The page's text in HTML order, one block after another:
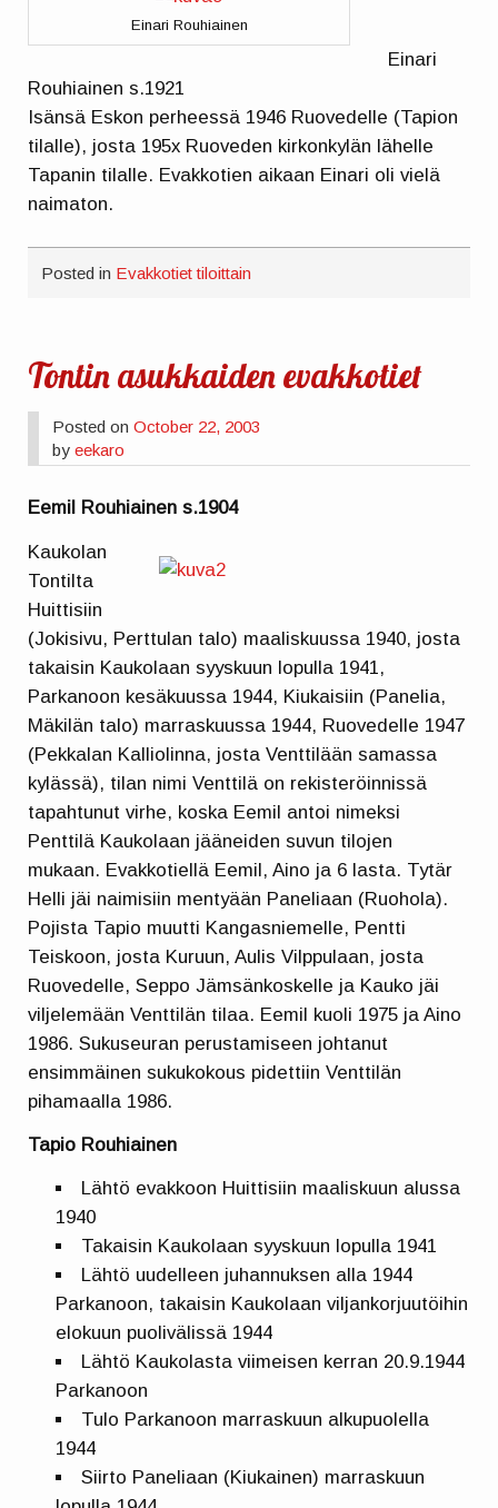
Einari Rouhiainen
Einari
Rouhiainen s.1921
Isänsä Eskon perheessä 1946 Ruovedelle (Tapion
tilalle), josta 195x Ruoveden kirkonkylän lähelle
Tapanin tilalle. Evakkotien aikaan Einari oli vielä
naimaton.
Posted in Evakkotiet tiloittain
Tontin asukkaiden evakkotiet
Posted onOctober 22, 2003
byeekaro
Eemil Rouhiainen s.1904
Kaukolan
Tontilta
Huittisiin
(Jokisivu, Perttulan talo) maaliskuussa 1940, josta
takaisin Kaukolaan syyskuun lopulla 1941,
Parkanoon kesäkuussa 1944, Kiukaisiin (Panelia,
Mäkilän talo) marraskuussa 1944, Ruovedelle 1947
(Pekkalan Kalliolinna, josta Venttilään samassa
kylässä), tilan nimi Venttilä on rekisteröinnissä
tapahtunut virhe, koska Eemil antoi nimeksi
Penttilä Kaukolaan jääneiden suvun tilojen
mukaan. Evakkotiellä Eemil, Aino ja 6 lasta. Tytär
Helli jäi naimisiin mentyään Paneliaan (Ruohola).
Pojista Tapio muutti Kangasniemelle, Pentti
Teiskoon, josta Kuruun, Aulis Vilppulaan, josta
Ruovedelle, Seppo Jämsänkoskelle ja Kauko jäi
viljelemään Venttilän tilaa. Eemil kuoli 1975 ja Aino
1986. Sukuseuran perustamiseen johtanut
ensimmäinen sukukokous pidettiin Venttilän
pihamaalla 1986.
Tapio Rouhiainen
Lähtö evakkoon Huittisiin maaliskuun alussa
1940
Takaisin Kaukolaan syyskuun lopulla 1941
Lähtö uudelleen juhannuksen alla 1944
Parkanoon, takaisin Kaukolaan viljankorjuutöihin
elokuun puolivälissä 1944
Lähtö Kaukolasta viimeisen kerran 20.9.1944
Parkanoon
Tulo Parkanoon marraskuun alkupuolella
1944
Siirto Paneliaan (Kiukainen) marraskuun